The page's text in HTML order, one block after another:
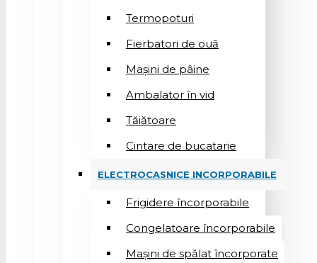
Termopoturi
Fierbatori de ouă
Mașini de pâine
Ambalator în vid
Tăiătoare
Cintare de bucatarie
ELECTROCASNICE INCORPORABILE
Frigidere încorporabile
Congelatoare încorporabile
Mașini de spălat încorporate